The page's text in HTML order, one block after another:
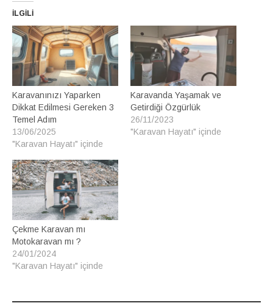
İLGILI
Karavanınızı Yaparken
Dikkat Edilmesi Gereken 3
Temel Adım
13/06/2025
"Karavan Hayatı" içinde
Karavanda Yaşamak ve
Getirdiği Özgürlük
26/11/2023
"Karavan Hayatı" içinde
Çekme Karavan mı
Motokaravan mı ?
24/01/2024
"Karavan Hayatı" içinde